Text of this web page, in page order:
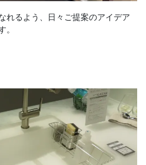
れるよう、日々ご提案のアイデア